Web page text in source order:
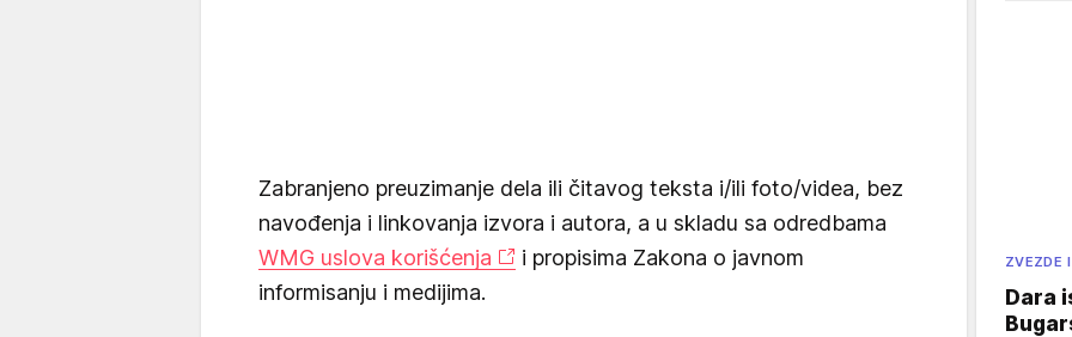
Zabranjeno preuzimanje dela ili čitavog teksta i/ili foto/videa, bez
navođenja i linkovanja izvora i autora, a u skladu sa odredbama
WMG uslova korišćenja
i propisima Zakona o javnom
informisanju i medijima.
ZVEZDE
Dara